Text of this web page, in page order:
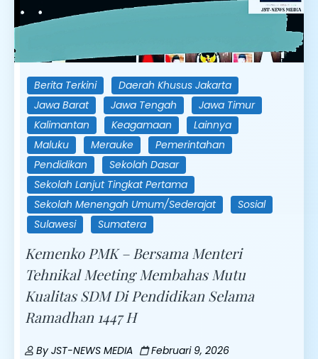
Berita Terkini
Daerah Khusus Jakarta
Jawa Barat
Jawa Tengah
Jawa Timur
Kalimantan
Keagamaan
Lainnya
Maluku
Merauke
Pemerintahan
Pendidikan
Sekolah Dasar
Sekolah Lanjut Tingkat Pertama
Sekolah Menengah Umum/Sederajat
Sosial
Sulawesi
Sumatera
Kemenko PMK – Bersama Menteri
Tehnikal Meeting Membahas Mutu
Kualitas SDM Di Pendidikan Selama
Ramadhan 1447 H
By JST-NEWS MEDIA Februari 9, 2026